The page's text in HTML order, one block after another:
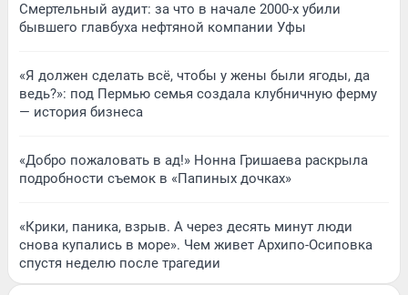
Смертельный аудит: за что в начале 2000-х убили
бывшего главбуха нефтяной компании Уфы
«Я должен сделать всё, чтобы у жены были ягоды, да
ведь?»: под Пермью семья создала клубничную ферму
— история бизнеса
«Добро пожаловать в ад!» Нонна Гришаева раскрыла
подробности съемок в «Папиных дочках»
«Крики, паника, взрыв. А через десять минут люди
снова купались в море». Чем живет Архипо-Осиповка
спустя неделю после трагедии